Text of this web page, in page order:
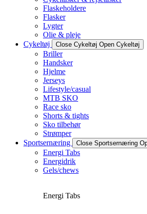
Flaskeholdere
Flasker
Lygter
Olie & pleje
Cykeltøj
Close Cykeltøj Open Cykeltøj
Briller
Handsker
Hjelme
Jerseys
Lifestyle/casual
MTB SKO
Race sko
Shorts & tights
Sko tilbehør
Strømper
Sportsernæring
Close Sportsernæring
Energi Tabs
Energidrik
Gels/chews
Energi Tabs